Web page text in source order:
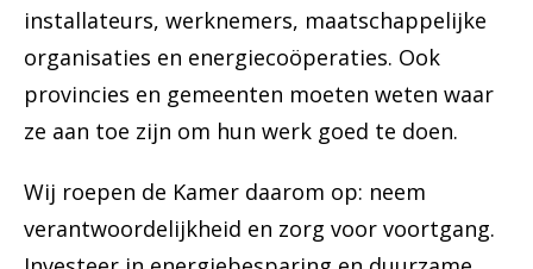
installateurs, werknemers, maatschappelijke
organisaties en energiecoöperaties. Ook
provincies en gemeenten moeten weten waar
ze aan toe zijn om hun werk goed te doen.
Wij roepen de Kamer daarom op: neem
verantwoordelijkheid en zorg voor voortgang.